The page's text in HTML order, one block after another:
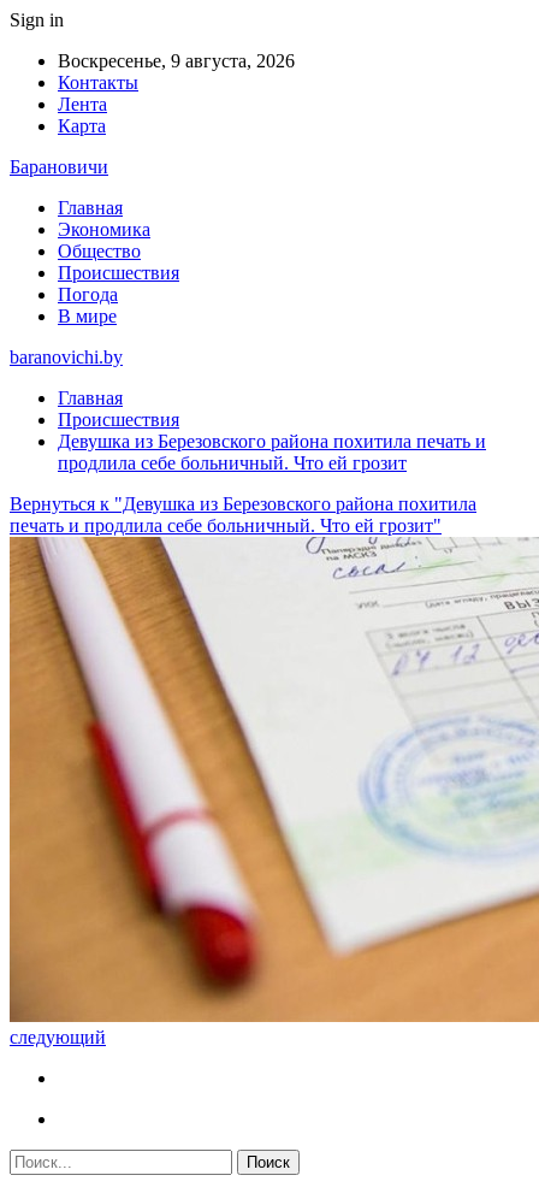
Sign in
Воскресенье, 9 августа, 2026
Контакты
Лента
Карта
Барановичи
Главная
Экономика
Общество
Происшествия
Погода
В мире
baranovichi.by
Главная
Происшествия
Девушка из Березовского района похитила печать и
продлила себе больничный. Что ей грозит
Вернуться к "Девушка из Березовского района похитила
печать и продлила себе больничный. Что ей грозит"
следующий